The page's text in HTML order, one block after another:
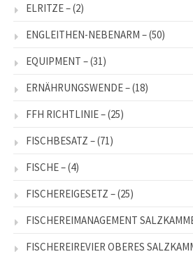
ELRITZE –(2)
ENGLEITHEN-NEBENARM –(50)
EQUIPMENT –(31)
ERNÄHRUNGSWENDE –(18)
FFH RICHTLINIE –(25)
FISCHBESATZ –(71)
FISCHE –(4)
FISCHEREIGESETZ –(25)
FISCHEREIMANAGEMENT
FISCHEREIREVIER OBERES